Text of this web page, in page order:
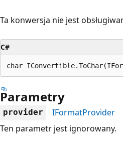
Ta konwersja nie jest
C#
char
Parametry
provider
IFormatProvider
Ten parametr jest ignorowany.